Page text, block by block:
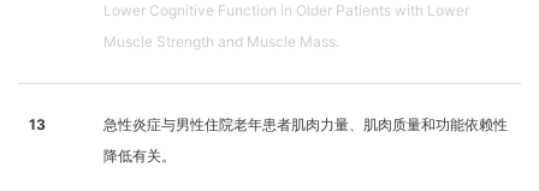
Lower Cognitive Function in Older Patients with Lower
Muscle Strength and Muscle Mass.
13
急性炎症与男性住院老年患者肌肉力量、肌肉质量和功能依赖性
降低有关。